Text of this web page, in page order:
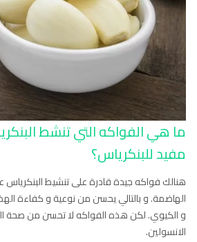
ما هي الفواكه التي تنشط
مفيد للبنكرياس؟
هنالك فواكه جيدة قادرة على تنشيط البنكرياس
الهاضمة. و بالتالي يحسن من نوعية و كفاءة
و الكيوي. لكن هذه الفواكه لا تحسن من صحة
الانسولين.